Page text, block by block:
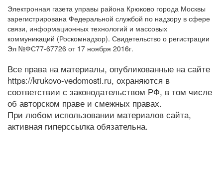
Электронная газета управы района Крюково города Москвы
зарегистрирована Федеральной службой по надзору в сфере
связи, информационных технологий и массовых
коммуникаций (Роскомнадзор). Свидетельство о регистрации
Эл №ФС77-67726 от 17 ноября 2016г.
Все права на материалы, опубликованные на сайте
https://krukovo-vedomosti.ru, охраняются в
соответствии с законодательством РФ, в том числе
об авторском праве и смежных правах.
При любом использовании материалов сайта,
активная гиперссылка обязательна.